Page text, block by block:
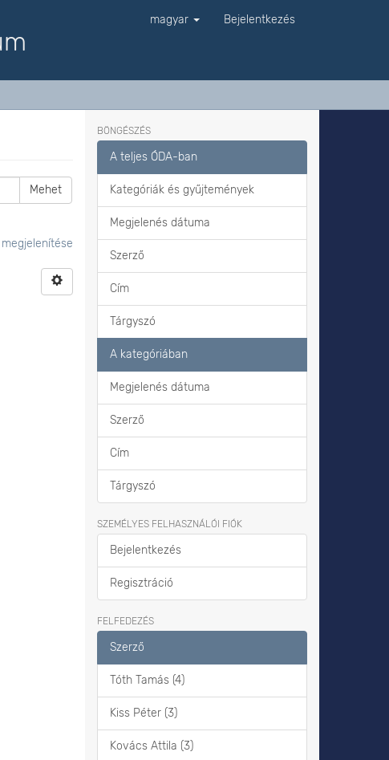
magyar Bejelentkezés
Mehet
BÖNGÉSZÉS
A teljes ÓDA-ban
Kategóriák és gyűjtemények
Megjelenés dátuma
Szerző
Cím
Tárgyszó
A kategóriában
Megjelenés dátuma
Szerző
Cím
Tárgyszó
SZEMÉLYES FELHASZNÁLÓI FIÓK
Bejelentkezés
Regisztráció
FELFEDEZÉS
Szerző
Tóth Tamás (4)
Kiss Péter (3)
Kovács Attila (3)